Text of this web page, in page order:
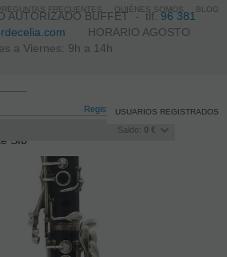
AUTORIZADO BUFFET -tlf.96 381
HORARIO AGOSTO
a Viernes: 9h a 14h
Registro /Iniciar sesión
Saldo: 0 €
USUARIOS REGISTRADOS
SIb
FRECUENTES QUIÉNES SOMOS BLOG